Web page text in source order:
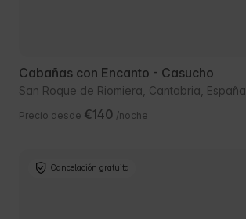
Cabañas con Encanto - Casucho
San Roque de Riomiera, Cantabria, España
Precio desde €140 /noche
Cancelación gratuita